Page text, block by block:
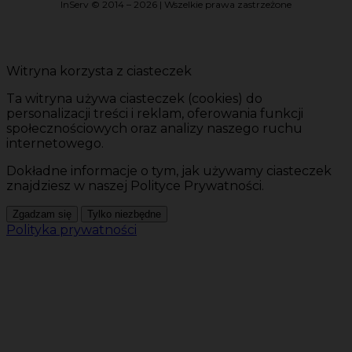
InServ © 2014 – 2026 | Wszelkie prawa zastrzeżone
Witryna korzysta z ciasteczek
Ta witryna używa ciasteczek (cookies) do
personalizacji treści i reklam, oferowania funkcji
społecznościowych oraz analizy naszego ruchu
internetowego.
Dokładne informacje o tym, jak używamy ciasteczek
znajdziesz w naszej Polityce Prywatności.
Zgadzam się Tylko niezbędne
Polityka prywatności